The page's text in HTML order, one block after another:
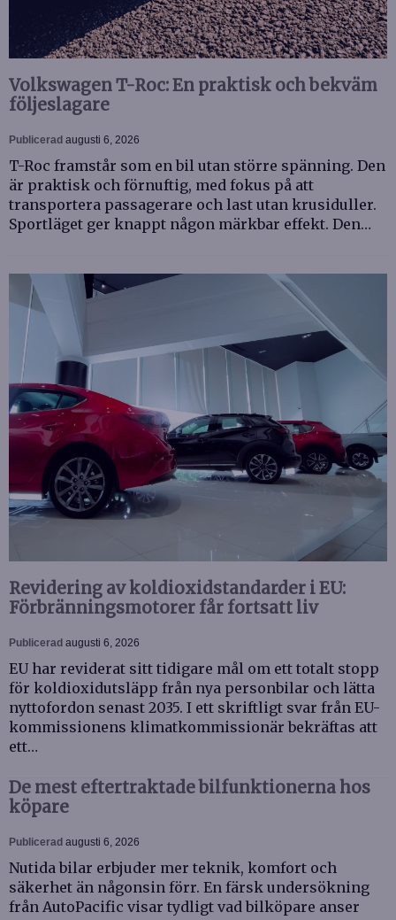
Volkswagen T-Roc: En praktisk och bekväm
följeslagare
Publicerad augusti 6, 2026
T-Roc framstår som en bil utan större spänning. Den
är praktisk och förnuftig, med fokus på att
transportera passagerare och last utan krusiduller.
Sportläget ger knappt någon märkbar effekt. Den…
Revidering av koldioxidstandarder i EU:
Förbränningsmotorer får fortsatt liv
Publicerad augusti 6, 2026
EU har reviderat sitt tidigare mål om ett totalt stopp
för koldioxidutsläpp från nya personbilar och lätta
nyttofordon senast 2035. I ett skriftligt svar från EU-
kommissionens klimatkommissionär bekräftas att
ett…
De mest eftertraktade bilfunktionerna hos
köpare
Publicerad augusti 6, 2026
Nutida bilar erbjuder mer teknik, komfort och
säkerhet än någonsin förr. En färsk undersökning
från AutoPacific visar tydligt vad bilköpare anser